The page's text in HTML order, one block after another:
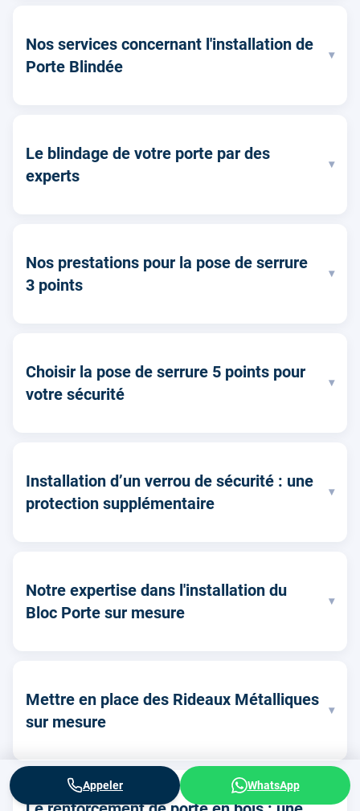
Nos services concernant l'installation de
Porte Blindée
▾
Le blindage de votre porte par des
experts
▾
Nos prestations pour la pose de serrure
3 points
▾
Choisir la pose de serrure 5 points pour
votre sécurité
▾
Installation d’un verrou de sécurité : une
protection supplémentaire
▾
Notre expertise dans l'installation du
Bloc Porte sur mesure
▾
Mettre en place des Rideaux Métalliques
sur mesure
▾
Appeler WhatsApp